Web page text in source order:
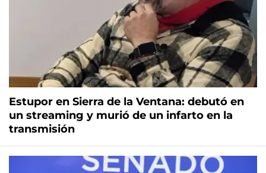
Estupor en Sierra de la Ventana: debutó en
un streaming y murió de un infarto en la
transmisión